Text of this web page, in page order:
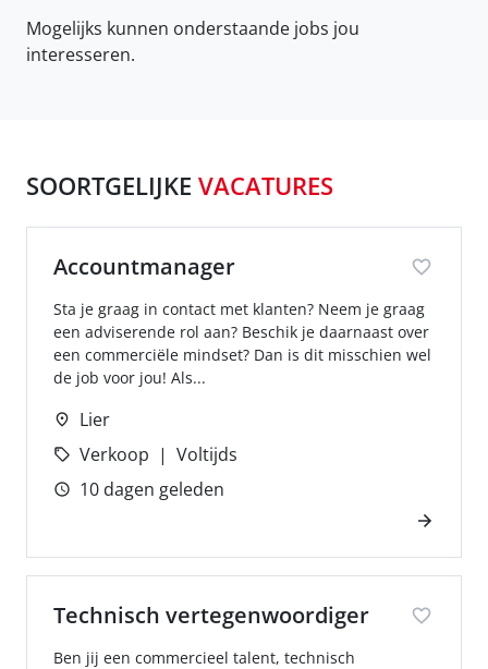
Mogelijks kunnen onderstaande jobs jou
interesseren.
SOORTGELIJKE VACATURES
Accountmanager
Sta je graag in contact met klanten? Neem je graag
een adviserende rol aan? Beschik je daarnaast over
een commerciële mindset? Dan is dit misschien wel
de job voor jou! Als...
Lier
Verkoop
Voltijds
10 dagen geleden
Technisch vertegenwoordiger
Ben jij een commercieel talent, technisch